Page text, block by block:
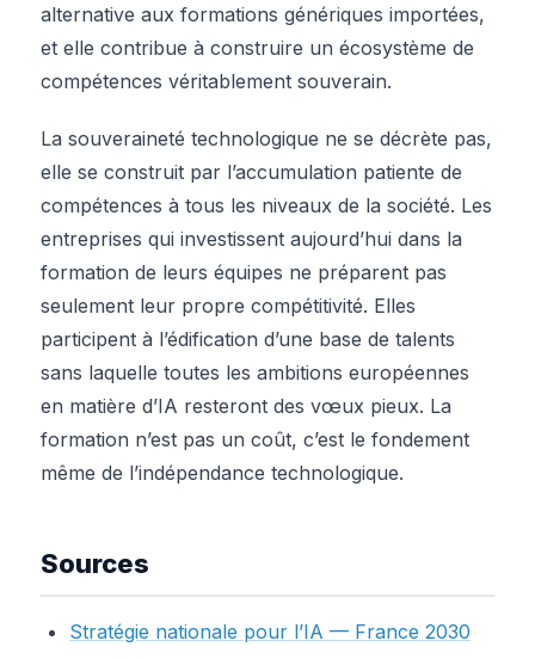
alternative aux formations génériques importées,
et elle contribue à construire un écosystème de
compétences véritablement souverain.
La souveraineté technologique ne se décrète pas,
elle se construit par l’accumulation patiente de
compétences à tous les niveaux de la société. Les
entreprises qui investissent aujourd’hui dans la
formation de leurs équipes ne préparent pas
seulement leur propre compétitivité. Elles
participent à l’édification d’une base de talents
sans laquelle toutes les ambitions européennes
en matière d’IA resteront des vœux pieux. La
formation n’est pas un coût, c’est le fondement
même de l’indépendance technologique.
Sources
Stratégie nationale pour l’IA — France 2030